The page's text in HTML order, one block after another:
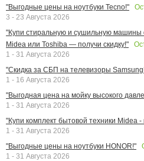
"Выгодные цены на ноутбуки Tecno!"
3 - 23 Августа 2026
"Купи стиральную и сушильную
Midea или Toshiba — получи скидку!"
1 - 31 Августа 2026
"Скидка за СБП на телевизоры
1 - 16 Августа 2026
"Выгодная цена на мойку высокого
1 - 31 Августа 2026
"Купи комплект бытовой техники Midea -
1 - 31 Августа 2026
"Выгодные цены на ноутбуки HONOR!"
1 - 31 Августа 2026